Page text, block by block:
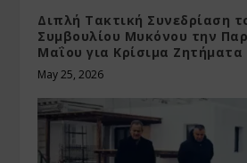
Διπλή Τακτική Συνεδρίαση
Συμβουλίου Μυκόνου την
Μαΐου για Κρίσιμα Ζητήματα
May 25, 2026